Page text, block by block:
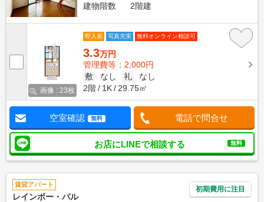
建物階数
2階建
画像 : 23枚
即入居 写真充実 無料オンライン相談可
3.3万円
管理費等：2,000円
敷
なし 礼
なし
2階
1K 29.75㎡
空室確認 無料 電話で問合せ
お店にLINEで相談する 無料
賃貸アパート
レインボー・パル
初期費用に注目